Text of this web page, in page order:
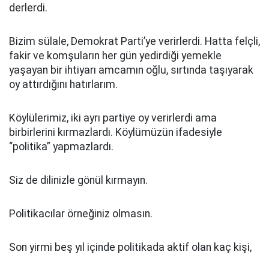
derlerdi.
Bizim sülale, Demokrat Parti’ye verirlerdi. Hatta felçli,
fakir ve komşuların her gün yedirdiği yemekle
yaşayan bir ihtiyarı amcamın oğlu, sırtında taşıyarak
oy attırdığını hatırlarım.
Köylülerimiz, iki ayrı partiye oy verirlerdi ama
birbirlerini kırmazlardı. Köylümüzün ifadesiyle
“politika” yapmazlardı.
Siz de dilinizle gönül kırmayın.
Politikacılar örneğiniz olmasın.
Son yirmi beş yıl içinde politikada aktif olan kaç kişi,